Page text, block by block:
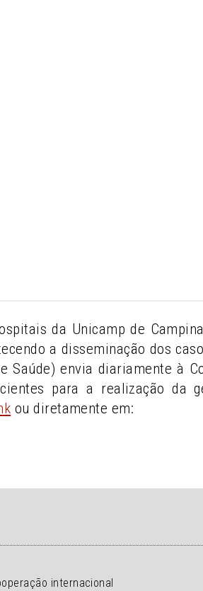
da Unicamp de
a disseminação dos
Saúde) envia diariamente à
para a realização da
ou diretamente em:
internacional